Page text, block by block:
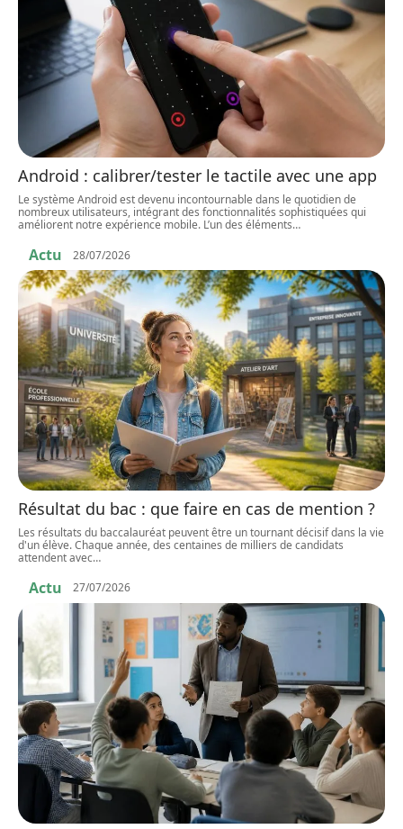
Android : calibrer/tester le tactile avec une app
Le système Android est devenu incontournable dans le quotidien de
nombreux utilisateurs, intégrant des fonctionnalités sophistiquées qui
améliorent notre expérience mobile. L’un des éléments…
Actu 28/07/2026
Résultat du bac : que faire en cas de mention ?
Les résultats du baccalauréat peuvent être un tournant décisif dans la vie
d'un élève. Chaque année, des centaines de milliers de candidats
attendent avec…
Actu 27/07/2026